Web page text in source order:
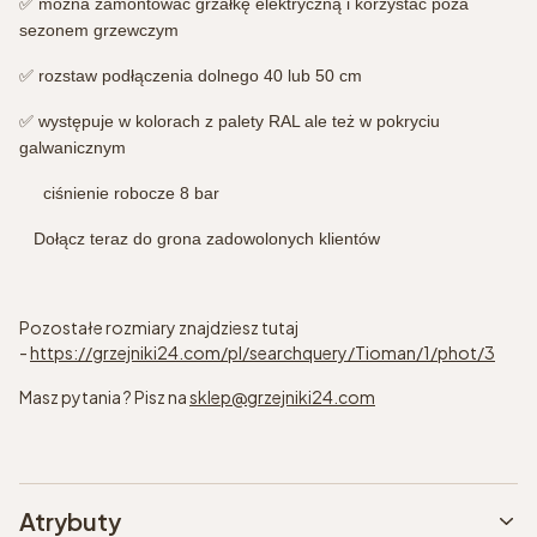
sezonem grzewczym⁣
✅ rozstaw podłączenia dolnego 40 lub 50 cm⁣
✅ występuje w kolorach z palety RAL ale też w pokryciu
galwanicznym⁣
ciśnienie robocze 8 bar
⁣Dołącz teraz do grona zadowolonych klientów⁣
Pozostałe rozmiary znajdziesz tutaj
-https://grzejniki24.com/pl/searchquery/Tioman/1/phot/3
Masz pytania ? Pisz nasklep@grzejniki24.com
Atrybuty